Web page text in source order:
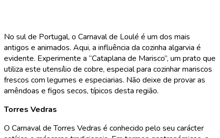
No sul de Portugal, o Carnaval de Loulé é um dos mais
antigos e animados. Aqui, a influência da cozinha algarvia é
evidente. Experimente a “Cataplana de Marisco”, um prato que
utiliza este utensílio de cobre, especial para cozinhar mariscos
frescos com legumes e especiarias. Não deixe de provar as
amêndoas e figos secos, típicos desta região.
Torres Vedras
O Carnaval de Torres Vedras é conhecido pelo seu carácter